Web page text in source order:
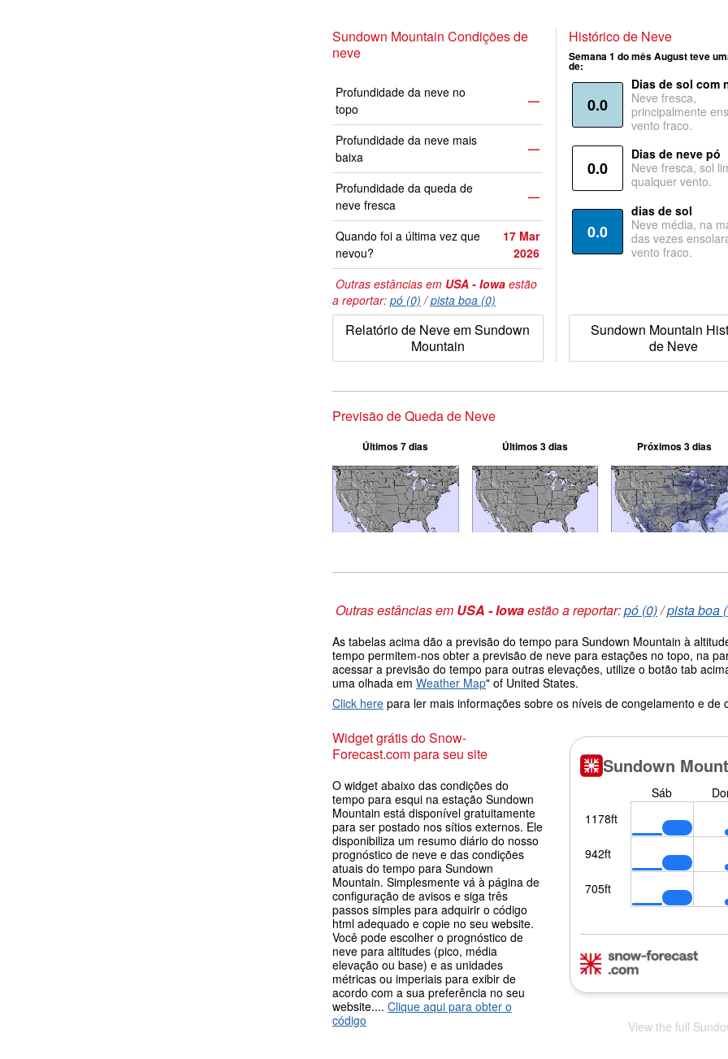
Sundown Mountain Condições de
neve
Profundidade da neve no
topo
—
Profundidade da neve mais
baixa
—
Profundidade da queda de
neve fresca
—
Quando foi a última vez que
nevou?
17 Mar
2026
Outras estâncias em USA - Iowa estão
a reportar: pó (0) /pista boa (0)
Relatório de Neve em Sundown
Mountain
Histórico de Neve
Semana 1 do mês August teve
de:
0.0
Dias de sol com
Neve fresca,
principalmente
vento fraco.
0.0
Dias de neve pó
Neve fresca, sol
qualquer vento.
0.0
dias de sol
Neve média, na
das vezes
vento fraco.
Sundown Mountain
de Neve
Previsão de Queda de Neve
Últimos 7 dias Últimos 3 dias Próximos 3 dias
Outras estâncias em USA - Iowaestão a reportar:pó (0)/pista boa
As tabelas acima dão a previsão do tempo para Sundown Mountain à
tempo permitem-nos obter a previsão de neve para estações no topo, na
acessar a previsão do tempo para outras elevações, utilize o botão tab
uma olhada em Weather Map" of United States.
Click here para ler mais informações sobre os níveis de congelamento e
Widget grátis do Snow-
Forecast.com para seu site
O widget abaixo das condições do
tempo para esqui na estação Sundown
Mountain está disponível gratuitamente
para ser postado nos sítios externos. Ele
disponibiliza um resumo diário do nosso
prognóstico de neve e das condições
atuais do tempo para Sundown
Mountain. Simplesmente vá à página de
configuração de avisos e siga três
passos simples para adquirir o código
html adequado e copie no seu website.
Você pode escolher o prognóstico de
neve para altitudes (pico, média
elevação ou base) e as unidades
métricas ou imperiais para exibir de
acordo com a sua preferência no seu
website.... Clique aqui para obter o
código
View the full